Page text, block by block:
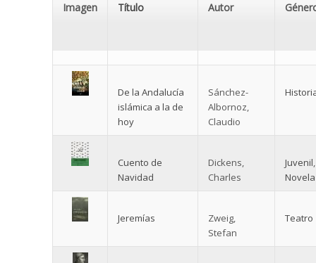
Imagen Título Autor
De la Andalucía
islámica a la de
hoy
Sánchez-
Albornoz,
Claudio
Cuento de
Navidad
Dickens,
Charles
Juvenil,
Novela
Jeremías
Zweig,
Stefan
Teatro